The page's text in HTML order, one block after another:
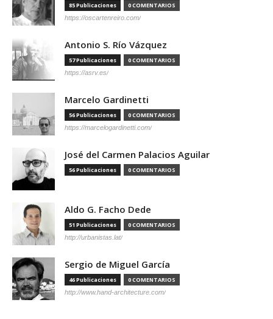
85 Publicaciones 0 COMENTARIOS
https://oscartenreiro.com/
Antonio S. Río Vázquez
57 Publicaciones 0 COMENTARIOS
https://asrv.es/
Marcelo Gardinetti
56 Publicaciones 0 COMENTARIOS
https://marcelogardinetti.com/
José del Carmen Palacios Aguilar
56 Publicaciones 0 COMENTARIOS
Aldo G. Facho Dede
51 Publicaciones 0 COMENTARIOS
http://urbanistas.lat/
Sergio de Miguel García
46 Publicaciones 0 COMENTARIOS
http://www.hand-architecture.com/